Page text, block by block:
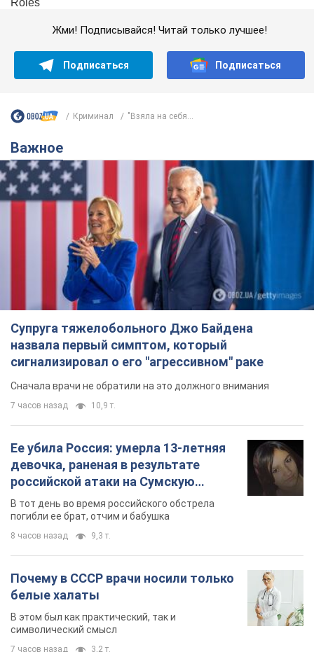
Жми! Подписывайся! Читай только лучшее!
Подписаться Подписаться
Криминал "Взяла на себя...
Важное
Супруга тяжелобольного Джо Байдена
назвала первый симптом, который
сигнализировал о его "агрессивном" раке
Сначала врачи не обратили на это должного внимания
7 часов назад 10,9 т.
Ее убила Россия: умерла 13-летняя
девочка, раненая в результате
российской атаки на Сумскую
область. Фото
В тот день во время российского обстрела
погибли ее брат, отчим и бабушка
8 часов назад 9,3 т.
Почему в СССР врачи носили только
белые халаты
В этом был как практический, так и
символический смысл
7 часов назад 3,2 т.